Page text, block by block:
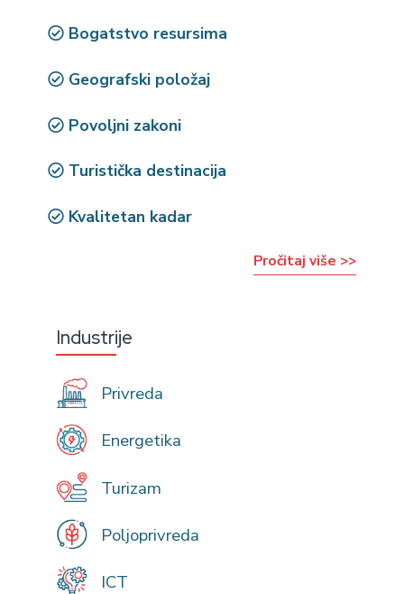
Bogatstvo resursima
Geografski položaj
Povoljni zakoni
Turistička destinacija
Kvalitetan kadar
Pročitaj više >>
Industrije
Privreda
Energetika
Turizam
Poljoprivreda
ICT